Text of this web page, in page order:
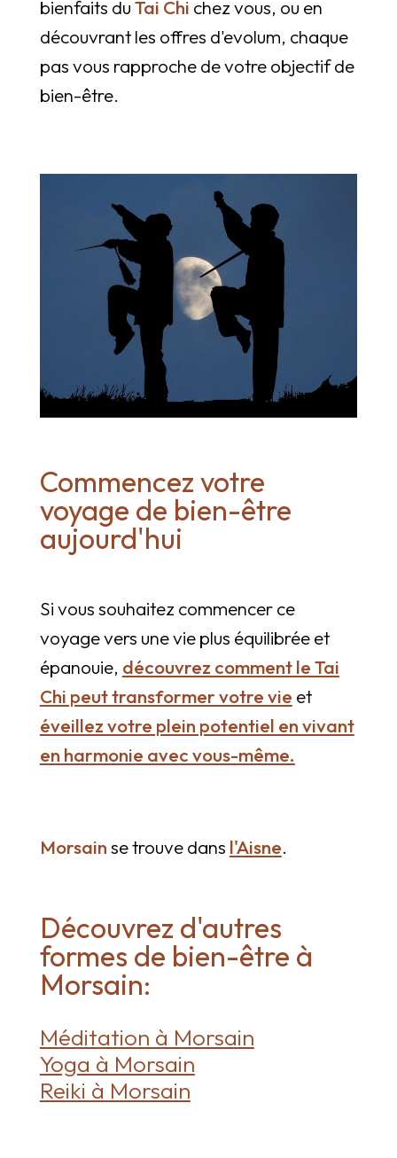
bienfaits duTai Chi chez vous, ou en
découvrant les offres d'evolum, chaque
pas vous rapproche de votre objectif de
bien-être.
Commencez votre
voyage de bien-être
aujourd'hui
Si vous souhaitez commencer ce
voyage vers une vie plus équilibrée et
épanouie, découvrez comment le Tai
Chi peut transformer votre vie et
éveillez votre plein potentiel en vivant
en harmonie avec vous-même.
Morsainse trouve dans l'Aisne.
Découvrez d'autres
formes de bien-être à
Morsain:
Méditation à Morsain
Yoga à Morsain
Reiki à Morsain